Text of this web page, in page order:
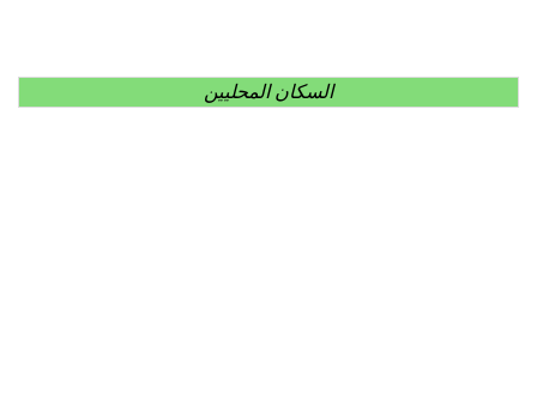
السكان المحليين